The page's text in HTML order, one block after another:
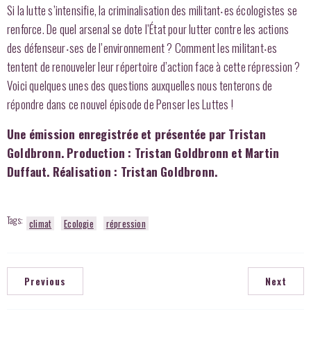
Si la lutte s’intensifie, la criminalisation des militant‧es écologistes se
renforce. De quel arsenal se dote l’État pour lutter contre les actions
des défenseur‧ses de l’environnement ? Comment les militant‧es
tentent de renouveler leur répertoire d’action face à cette répression ?
Voici quelques unes des questions auxquelles nous tenterons de
répondre dans ce nouvel épisode de Penser les Luttes !
Une émission enregistrée et présentée par Tristan
Goldbronn. Production : Tristan Goldbronn et Martin
Duffaut. Réalisation : Tristan Goldbronn.
Tags: climat Ecologie répression
Previous Next